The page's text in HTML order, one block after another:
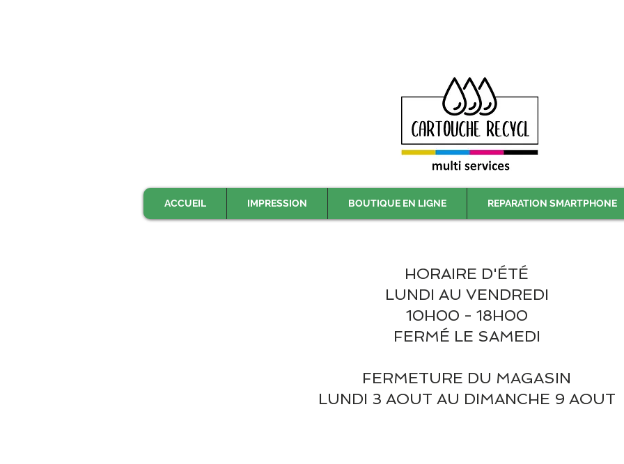
ACCUEIL IMPRESSION BOUTIQUE EN LIGNE REPARATION SMARTPHONE
HORAIRE D'ÉTÉ
LUNDI AU VENDREDI
10H00 - 18H00
FERMÉ LE SAMEDI
FERMETURE DU MAGASIN
LUNDI 3 AOUT AU DIMANCHE 9 AOUT